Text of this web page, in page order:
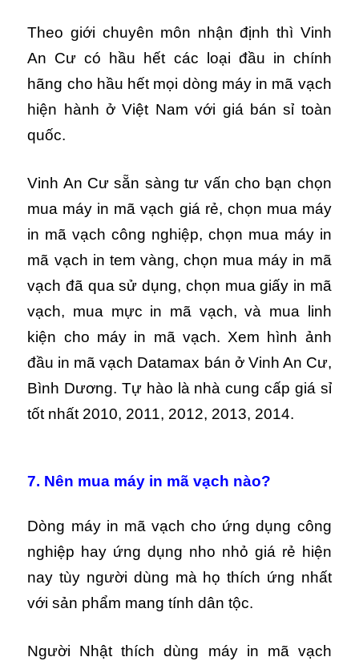
Theo giới chuyên môn nhận định thì Vinh
An Cư có hầu hết các loại đầu in chính
hãng cho hầu hết mọi dòng máy in mã vạch
hiện hành ở Việt Nam với giá bán sỉ toàn
quốc.
Vinh An Cư sẵn sàng tư vấn cho bạn chọn
mua máy in mã vạch giá rẻ, chọn mua máy
in mã vạch công nghiệp, chọn mua máy in
mã vạch in tem vàng, chọn mua máy in mã
vạch đã qua sử dụng, chọn mua giấy in mã
vạch, mua mực in mã vạch, và mua linh
kiện cho máy in mã vạch. Xem hình ảnh
đầu in mã vạch Datamax bán ở Vinh An Cư,
Bình Dương. Tự hào là nhà cung cấp giá sỉ
tốt nhất 2010, 2011, 2012, 2013, 2014.
7. Nên mua máy in mã vạch nào?
Dòng máy in mã vạch cho ứng dụng công
nghiệp hay ứng dụng nho nhỏ giá rẻ hiện
nay tùy người dùng mà họ thích ứng nhất
với sản phẩm mang tính dân tộc.
Người Nhật thích dùng máy in mã vạch